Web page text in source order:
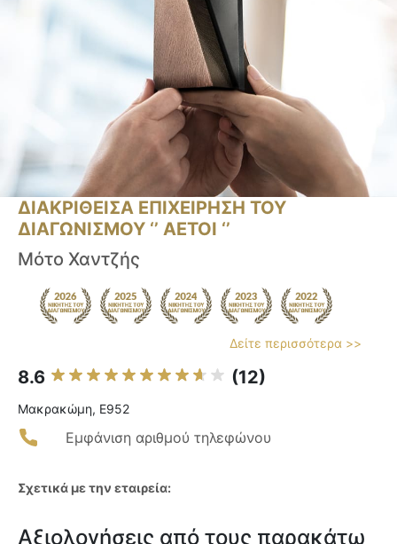
ΔΙΑΚΡΙΘΕΙΣΑ ΕΠΙΧΕΙΡΗΣΗ ΤΟΥ
ΔΙΑΓΩΝΙΣΜΟΥ ‘’ ΑΕΤΟΙ ‘’
Μότο Χαντζής
Δείτε περισσότερα >>
8.6 (12)
Μακρακώμη, E952
Εμφάνιση αριθμού τηλεφώνου
Σχετικά με την εταιρεία:
Αξιολογήσεις από τους παρακάτω